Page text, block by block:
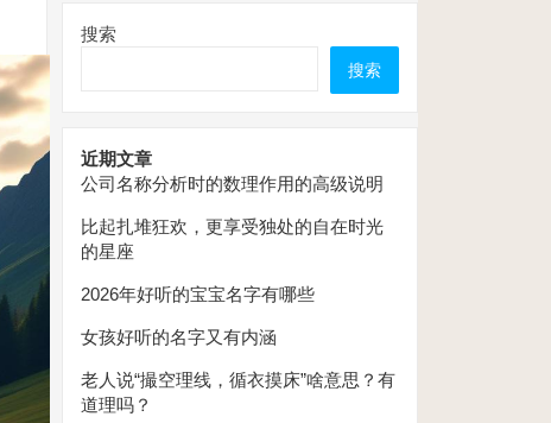
搜索
搜索
近期文章
公司名称分析时的数理作用的高级说明
比起扎堆狂欢，更享受独处的自在时光
的星座
2026年好听的宝宝名字有哪些
女孩好听的名字又有内涵
老人说“撮空理线，循衣摸床”啥意思？有
道理吗？